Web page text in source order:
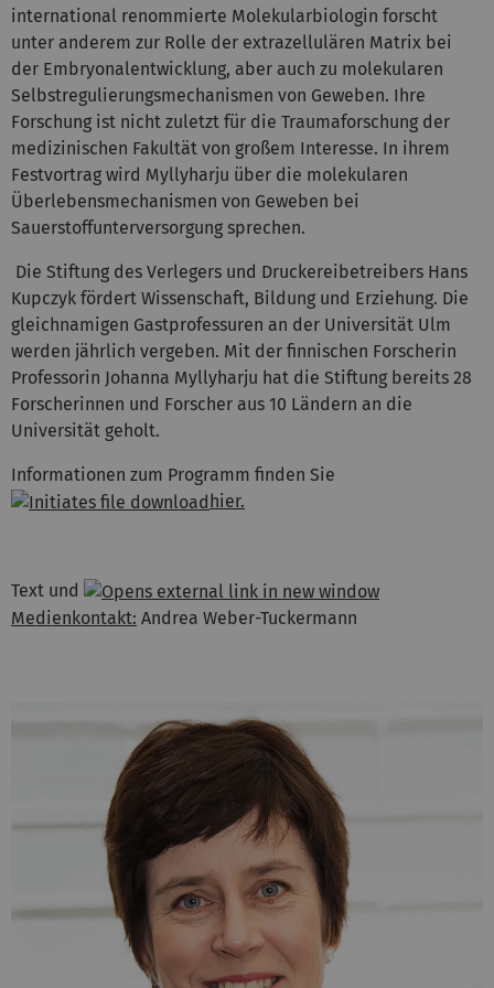
international renommierte Molekularbiologin forscht
unter anderem zur Rolle der extrazellulären Matrix bei
der Embryonalentwicklung, aber auch zu molekularen
Selbstregulierungsmechanismen von Geweben. Ihre
Forschung ist nicht zuletzt für die Traumaforschung der
medizinischen Fakultät von großem Interesse. In ihrem
Festvortrag wird Myllyharju über die molekularen
Überlebensmechanismen von Geweben bei
Sauerstoffunterversorgung sprechen.
Die Stiftung des Verlegers und Druckereibetreibers Hans
Kupczyk fördert Wissenschaft, Bildung und Erziehung. Die
gleichnamigen Gastprofessuren an der Universität Ulm
werden jährlich vergeben. Mit der finnischen Forscherin
Professorin Johanna Myllyharju hat die Stiftung bereits 28
Forscherinnen und Forscher aus 10 Ländern an die
Universität geholt.
Informationen zum Programm finden Sie
hier.
Text und
Medienkontakt: Andrea Weber-Tuckermann